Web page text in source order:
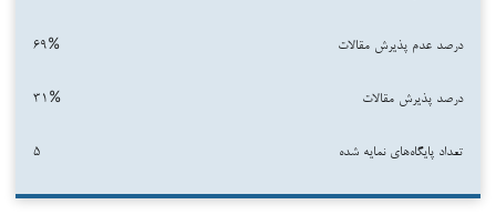
درصد عدم پذیرش مقالات ۶۹%
درصد پذیرش مقالات ۳۱%
تعداد پایگاه‌های نمایه شده ۵